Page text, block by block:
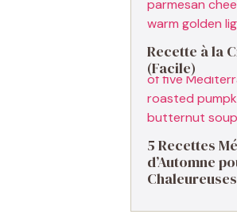
Recette à la
(Facile)
5 Recettes
d’Automne
Chaleureuses